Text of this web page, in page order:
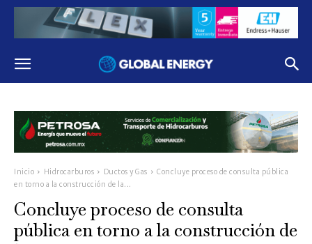
Inicio Hidrocarburos Ductos y Gas
Concluye proceso de consulta pública
en torno a la construcción de la...
Concluye proceso de consulta
pública en torno a la construcción de